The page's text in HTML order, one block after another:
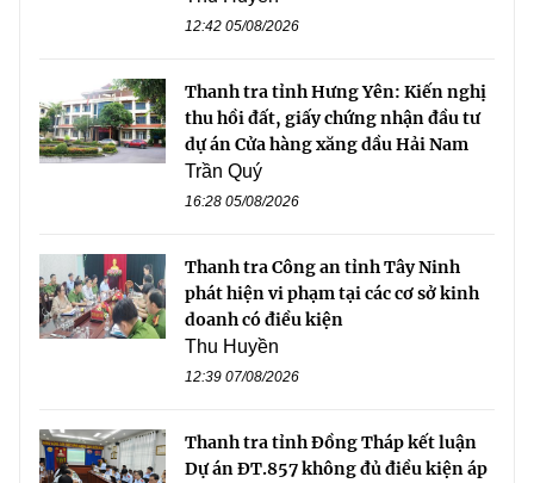
12:42 05/08/2026
Thanh tra tỉnh Hưng Yên: Kiến nghị
thu hồi đất, giấy chứng nhận đầu tư
dự án Cửa hàng xăng dầu Hải Nam
Trần Quý
16:28 05/08/2026
Thanh tra Công an tỉnh Tây Ninh
phát hiện vi phạm tại các cơ sở kinh
doanh có điều kiện
Thu Huyền
12:39 07/08/2026
Thanh tra tỉnh Đồng Tháp kết luận
Dự án ĐT.857 không đủ điều kiện áp